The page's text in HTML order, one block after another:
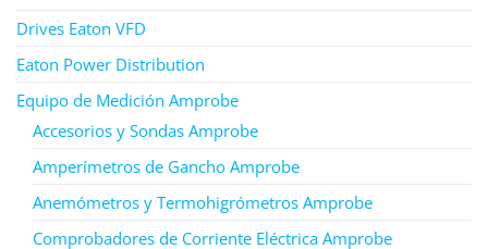
Drives Eaton VFD
Eaton Power Distribution
Equipo de Medición Amprobe
Accesorios y Sondas Amprobe
Amperímetros de Gancho Amprobe
Anemómetros y Termohigrómetros Amprobe
Comprobadores de Corriente Eléctrica Amprobe